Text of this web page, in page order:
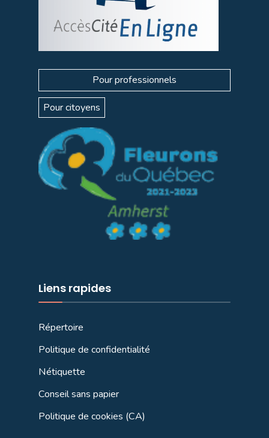
Pour professionnels
Pour citoyens
Liens rapides
Répertoire
Politique de confidentialité
Nétiquette
Conseil sans papier
Politique de cookies (CA)